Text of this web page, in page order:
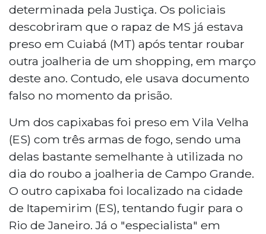
determinada pela Justiça. Os policiais
descobriram que o rapaz de MS já estava
preso em Cuiabá (MT) após tentar roubar
outra joalheria de um shopping, em março
deste ano. Contudo, ele usava documento
falso no momento da prisão.
Um dos capixabas foi preso em Vila Velha
(ES) com três armas de fogo, sendo uma
delas bastante semelhante à utilizada no
dia do roubo a joalheria de Campo Grande.
O outro capixaba foi localizado na cidade
de Itapemirim (ES), tentando fugir para o
Rio de Janeiro. Já o "especialista" em